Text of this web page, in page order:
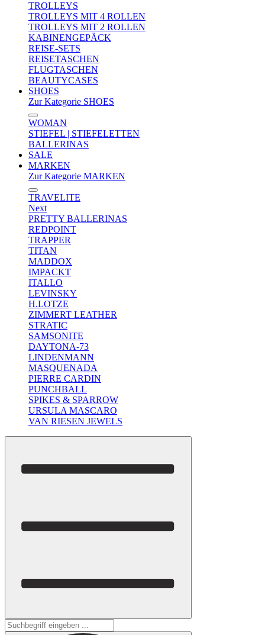
TROLLEYS
TROLLEYS MIT 4 ROLLEN
TROLLEYS MIT 2 ROLLEN
KABINENGEPÄCK
REISE-SETS
REISETASCHEN
FLUGTASCHEN
BEAUTYCASES
SHOES
Zur Kategorie SHOES
WOMAN
STIEFEL | STIEFELETTEN
BALLERINAS
SALE
MARKEN
Zur Kategorie MARKEN
TRAVELITE
Next
PRETTY BALLERINAS
REDPOINT
TRAPPER
TITAN
MADDOX
IMPACKT
ITALLO
LEVINSKY
H.LOTZE
ZIMMERT LEATHER
STRATIC
SAMSONITE
DAYTONA-73
LINDENMANN
MASQUENADA
PIERRE CARDIN
PUNCHBALL
SPIKES & SPARROW
URSULA MASCARO
VAN RIESEN JEWELS